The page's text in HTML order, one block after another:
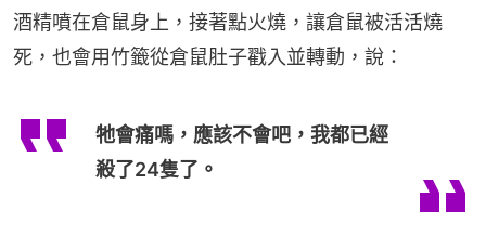
酒精噴在倉鼠身上，接著點火燒，讓倉鼠被活活燒
死，也會用竹籤從倉鼠肚子戳入並轉動，說：
牠會痛嗎，應該不會吧，我都已經
殺了24隻了。